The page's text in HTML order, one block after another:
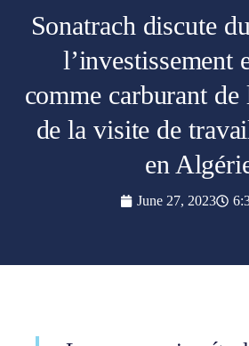
Sonatrach discute
l’investissement
comme carburant de
de la visite de
en
June 27, 2023